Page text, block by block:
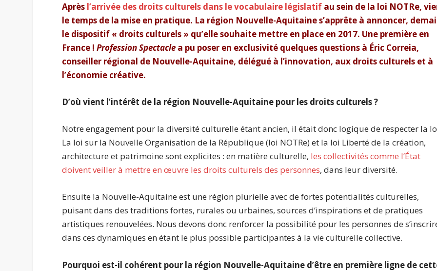
Après l’arrivée des droits culturels dans le vocabulaire législatif au sein de la loi NOTRe,
le temps de la mise en pratique. La région Nouvelle-Aquitaine s’apprête à annoncer,
le dispositif « droits culturels » qu’elle souhaite mettre en place en 2017. Une première en
France !Profession Spectacle a pu poser en exclusivité quelques questions à Éric Correia,
conseiller régional de Nouvelle-Aquitaine, délégué à l’innovation, aux droits culturels et à
l’économie créative.
D’où vient l’intérêt de la région Nouvelle-Aquitaine pour les droits culturels ?
Notre engagement pour la diversité culturelle étant ancien, il était donc logique de respecter la
La loi sur la Nouvelle Organisation de la République (loi NOTRe) et la loi Liberté de la création,
architecture et patrimoine sont explicites : en matière culturelle, les collectivités comme l’État
doivent veiller à mettre en œuvre les droits culturels des personnes, dans leur diversité.
Ensuite la Nouvelle-Aquitaine est une région plurielle avec de fortes potentialités culturelles,
puisant dans des traditions fortes, rurales ou urbaines, sources d’inspirations et de pratiques
artistiques renouvelées. Nous devons donc renforcer la possibilité pour les personnes de
dans ces dynamiques en étant le plus possible participantes à la vie culturelle collective.
Pourquoi est-il cohérent pour la région Nouvelle-Aquitaine d’être en première ligne de